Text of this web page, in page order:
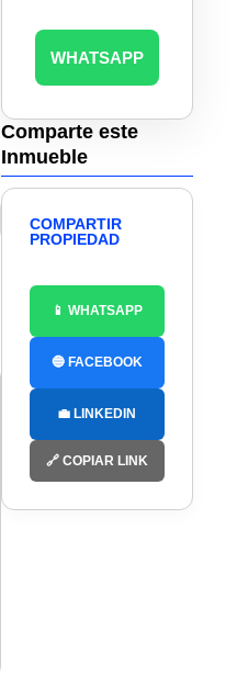
WHATSAPP
Comparte este
Inmueble
COMPARTIR
PROPIEDAD
📱 WHATSAPP
🔵 FACEBOOK
💼 LINKEDIN
🔗 COPIAR LINK